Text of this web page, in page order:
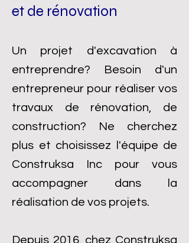
et de rénovation
Un projet d'excavation à
entreprendre? Besoin d'un
entrepreneur pour réaliser vos
travaux de rénovation, de
construction? Ne cherchez
plus et choisissez l'équipe de
Construksa Inc pour vous
accompagner dans la
réalisation de vos projets.
Depuis 2016, chez Construksa